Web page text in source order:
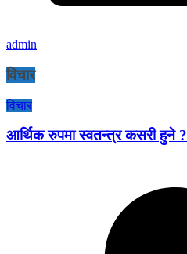
admin
विचार
विचार
आर्थिक रुपमा स्वतन्त्र कसरी हुने ?